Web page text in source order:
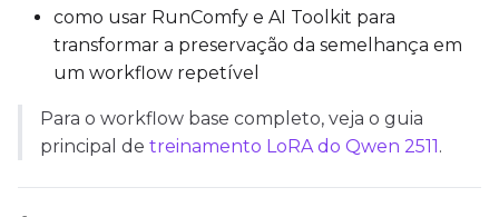
TRAINING
Gradient Accumulation
como usar RunComfy e AI Toolkit para
transformar a preservação da semelhança em
um workflow repetível
Para o workflow base completo, veja o guia
principal de treinamento LoRA do Qwen 2511.